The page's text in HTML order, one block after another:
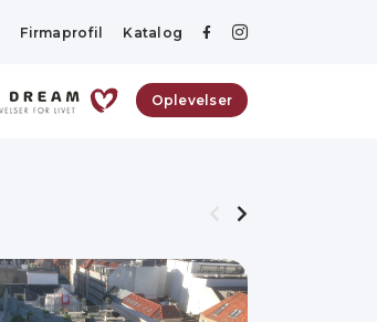
Firmaprofil Katalog
Oplevelser